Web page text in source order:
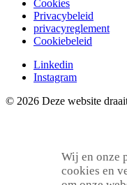
Cookies
Privacybeleid
privacyreglement
Cookiebeleid
Linkedin
Instagram
© 2026 Deze website
Wij en onze
cookies en